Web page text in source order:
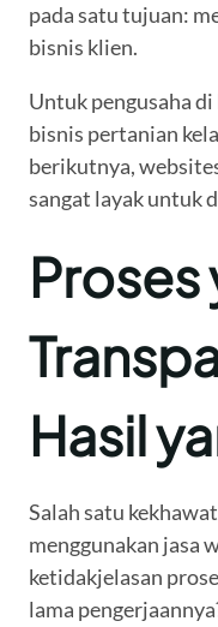
pada satu tujuan:
bisnis klien.
Untuk pengusaha
bisnis pertanian
berikutnya,
sangat layak untuk
Proses
Hasil
Salah satu
menggunakan jasa
ketidakjelasan
lama